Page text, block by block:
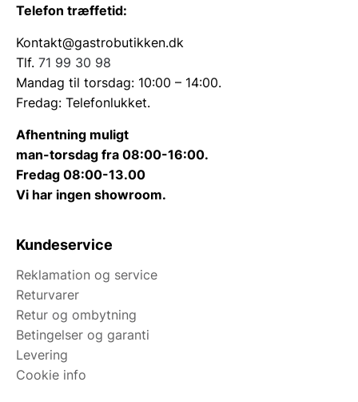
Telefon træffetid:
Kontakt@gastrobutikken.dk
Tlf. 71 99 30 98
Mandag til torsdag: 10:00 – 14:00.
Fredag: Telefonlukket.
Afhentning muligt
man-torsdag fra 08:00-16:00.
Fredag 08:00-13.00
Vi har ingen showroom.
Kundeservice
Reklamation og service
Returvarer
Retur og ombytning
Betingelser og garanti
Levering
Cookie info